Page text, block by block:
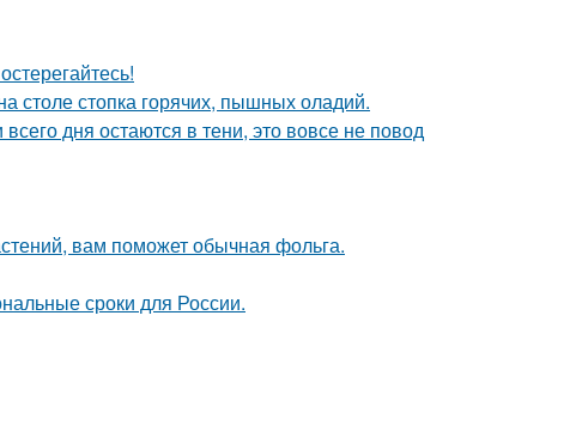
столе стопка горячих, пышных оладий.
дня остаются в тени, это вовсе не повод
вам поможет обычная фольга.
сроки для России.